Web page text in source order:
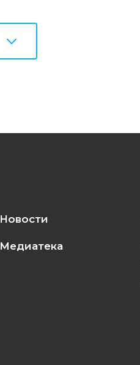
Новости
Медиатека